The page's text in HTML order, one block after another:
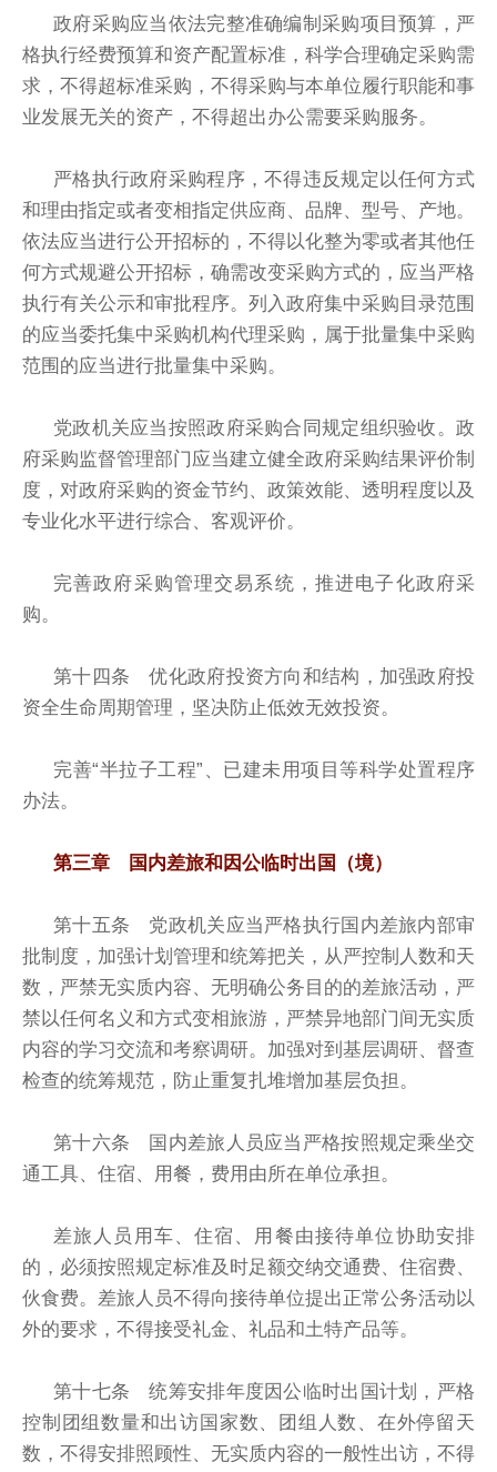
政府采购应当依法完整准确编制采购项目预算，严
格执行经费预算和资产配置标准，科学合理确定采购需
求，不得超标准采购，不得采购与本单位履行职能和事
业发展无关的资产，不得超出办公需要采购服务。
严格执行政府采购程序，不得违反规定以任何方式
和理由指定或者变相指定供应商、品牌、型号、产地。
依法应当进行公开招标的，不得以化整为零或者其他任
何方式规避公开招标，确需改变采购方式的，应当严格
执行有关公示和审批程序。列入政府集中采购目录范围
的应当委托集中采购机构代理采购，属于批量集中采购
范围的应当进行批量集中采购。
党政机关应当按照政府采购合同规定组织验收。政
府采购监督管理部门应当建立健全政府采购结果评价制
度，对政府采购的资金节约、政策效能、透明程度以及
专业化水平进行综合、客观评价。
完善政府采购管理交易系统，推进电子化政府采
购。
第十四条 优化政府投资方向和结构，加强政府投
资全生命周期管理，坚决防止低效无效投资。
完善“半拉子工程”、已建未用项目等科学处置程序
办法。
第三章 国内差旅和因公临时出国（境）
第十五条 党政机关应当严格执行国内差旅内部审
批制度，加强计划管理和统筹把关，从严控制人数和天
数，严禁无实质内容、无明确公务目的的差旅活动，严
禁以任何名义和方式变相旅游，严禁异地部门间无实质
内容的学习交流和考察调研。加强对到基层调研、督查
检查的统筹规范，防止重复扎堆增加基层负担。
第十六条 国内差旅人员应当严格按照规定乘坐交
通工具、住宿、用餐，费用由所在单位承担。
差旅人员用车、住宿、用餐由接待单位协助安排
的，必须按照规定标准及时足额交纳交通费、住宿费、
伙食费。差旅人员不得向接待单位提出正常公务活动以
外的要求，不得接受礼金、礼品和土特产品等。
第十七条 统筹安排年度因公临时出国计划，严格
控制团组数量和出访国家数、团组人数、在外停留天
数，不得安排照顾性、无实质内容的一般性出访，不得